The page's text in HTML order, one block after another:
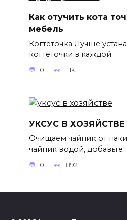
Как отучить кота
мебель
Когтеточка Лучше
когтеточки в каждой
0 1.1k.
УКСУС В ХОЗЯЙСТВЕ
Очищаем чайник от
чайник водой, добавьте
0 892